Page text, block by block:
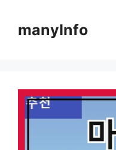
manyInfo